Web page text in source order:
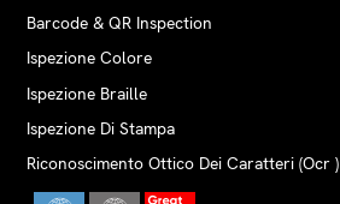
Barcode & QR Inspection
Ispezione Colore
Ispezione Braille
Ispezione Di Stampa
Riconoscimento Ottico Dei Caratteri (Ocr )